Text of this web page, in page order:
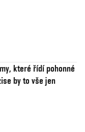
které řídí pohonné
by to vše jen